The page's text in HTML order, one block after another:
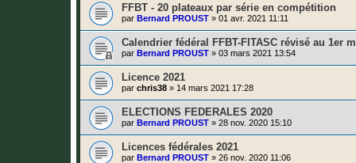
FFBT - 20 plateaux par série en compétition
par Bernard PROUST » 01 avr. 2021 11:11
Calendrier fédéral FFBT-FITASC révisé au 1er
par Bernard PROUST » 03 mars 2021 13:54
Licence 2021
par chris38 » 14 mars 2021 17:28
ELECTIONS FEDERALES 2020
par Bernard PROUST » 28 nov. 2020 15:10
Licences fédérales 2021
par Bernard PROUST » 26 nov. 2020 11:06